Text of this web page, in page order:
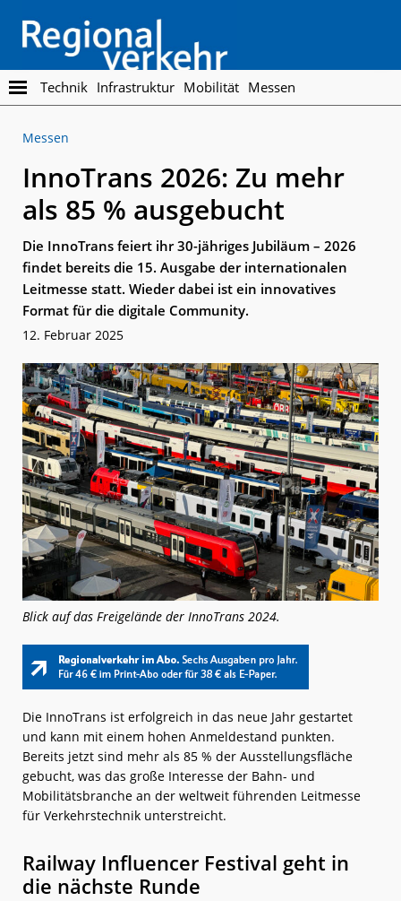
main
content
footer
Regionalverkehr
Die
Fachzeitschrift
den
Personennahverkehr
Technik Infrastruktur Mobilität Messen
Messen
InnoTrans 2026: Zu mehr
als 85 % ausgebucht
Die InnoTrans feiert ihr 30-jähriges Jubiläum – 2026
findet bereits die 15. Ausgabe der internationalen
Leitmesse statt. Wieder dabei ist ein innovatives
Format für die digitale Community.
12. Februar 2025
Blick auf das Freigelände der InnoTrans 2024.
Die InnoTrans ist erfolgreich in das neue Jahr gestartet
und kann mit einem hohen Anmeldestand punkten.
Bereits jetzt sind mehr als 85 % der Ausstellungsfläche
gebucht, was das große Interesse der Bahn- und
Mobilitätsbranche an der weltweit führenden Leitmesse
für Verkehrstechnik unterstreicht.
Railway Influencer Festival geht in
die nächste Runde